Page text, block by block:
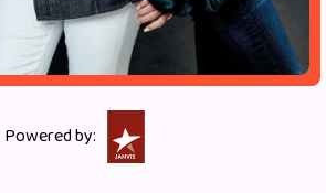
Powered by: